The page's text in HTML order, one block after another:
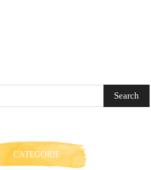
CATEGORIE